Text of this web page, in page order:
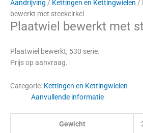
Aandrijving / Kettingen en Kettingwielen /
bewerkt met steekcirkel
Plaatwiel bewerkt met
Plaatwiel bewerkt, 530 serie.
Prijs op aanvraag.
Categorie: Kettingen en Kettingwielen
Aanvullende informatie
Gewicht